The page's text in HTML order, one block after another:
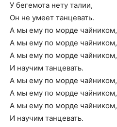
У бегемота нету талии,
Он не умеет танцевать.
А мы ему по морде чайником,
А мы ему по морде чайником,
А мы ему по морде чайником,
И научим танцевать.
А мы ему по морде чайником,
А мы ему по морде чайником,
А мы ему по морде чайником,
И научим танцевать.